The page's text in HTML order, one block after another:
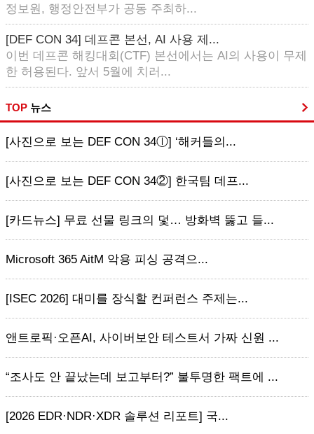
정보원, 행정안전부가 공동 주최하...
[DEF CON 34] 데프콘 본선, AI 사용 제...
이번 데프콘 해킹대회(CTF) 본선에서는 AI의 사용이 무제
한 허용된다. 앞서 5월에 치러...
TOP 뉴스
[사진으로 보는 DEF CON 34ⓛ] ‘해커들의...
[사진으로 보는 DEF CON 34②] 한국팀 데프...
[카드뉴스] 무료 선물 링크의 덫… 방화벽 뚫고 들...
Microsoft 365 AitM 악용 피싱 공격으...
[ISEC 2026] 대미를 장식할 컨퍼런스 주제는...
앤트로픽·오픈AI, 사이버보안 테스트서 가짜 신원 ...
“조사도 안 끝났는데 보고부터?” 불투명한 팩트에 ...
[2026 EDR·NDR·XDR 솔루션 리포트] 국...